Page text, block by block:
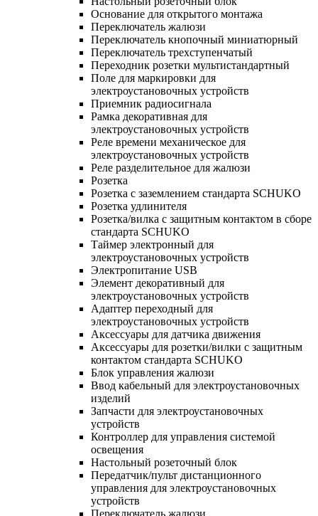
Основание для открытого монтажа
Переключатель жалюзи
Переключатель кнопочный миниатюрный
Переключатель трехступенчатый
Переходник розетки мультистандартный
Поле для маркировки для
электроустановочных устройств
Приемник радиосигнала
Рамка декоративная для
электроустановочных устройств
Реле времени механическое для
электроустановочных устройств
Реле разделительное для жалюзи
Розетка
Розетка с заземлением стандарта SCHUKO
Розетка удлинителя
Розетка/вилка с защитным контактом в сборе
стандарта SCHUKO
Таймер электронный для
электроустановочных устройств
Электропитание USB
Элемент декоративный для
электроустановочных устройств
Адаптер переходный для
электроустановочных устройств
Аксессуары для датчика движения
Аксессуары для розетки/вилки с защитным
контактом стандарта SCHUKO
Блок управления жалюзи
Ввод кабельный для электроустановочных
изделий
Запчасти для электроустановочных
устройств
Контроллер для управления системой
освещения
Настольный розеточный блок
Передатчик/пульт дистанционного
управления для электроустановочных
устройств
Переключатель жалюзи